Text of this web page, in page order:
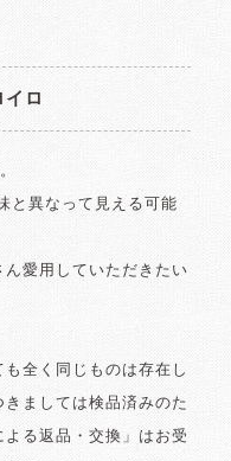
ロ
と異なって見える可能
愛用していただきたい
全く同じものは存在し
ましては検品済みのた
る返品・交換」はお受